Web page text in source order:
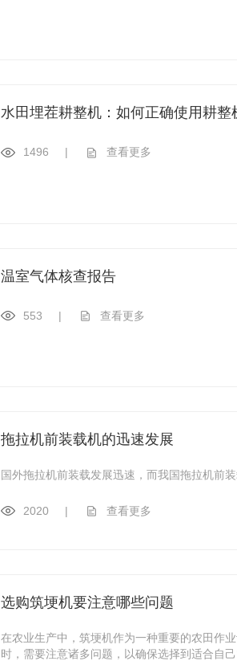
水田埋茬耕整机：如何正确使用耕整
1496 | 查看更多
温室气体核查报告
553 | 查看更多
拖拉机前装载机的迅速发展
国外拖拉机前装载发展迅速，而我国拖拉机前
2020 | 查看更多
选购筑埂机要注意哪些问题
在农业生产中，筑埂机作为一种重要的农田作
时，需要注意诸多问题，以确保选择到适合自